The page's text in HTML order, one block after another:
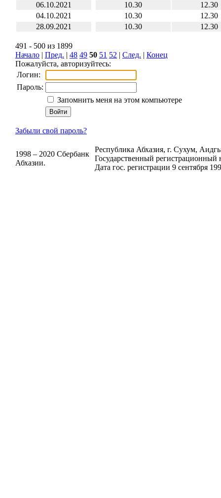
06.10.2021
10.30
12.30
04.10.2021
10.30
12.30
28.09.2021
10.30 12.30
491 - 500 из 1899
Начало | Пред. | 48 49 50 51 52 | След. | Конец
Пожалуйста, авторизуйтесь:
Логин:
Пароль:
Запомнить меня на этом компьютере
Забыли свой пароль?
1998 – 2020 Сбербанк
Абхазии.
Республика Абхазия, г. Сухум,
Государственный регистрационный
Дата гос. регистрации 9 сентября